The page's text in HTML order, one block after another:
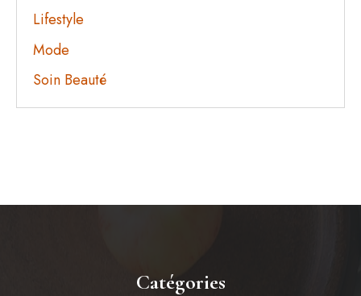
Lifestyle
Mode
Soin Beauté
Catégories